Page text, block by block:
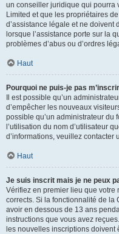
un conseiller juridique qui pourra
Limited et que les propriétaires
d’assistance légale et ne doivent
lorsque l’assistance porte sur la
problèmes d’abus ou d’ordres
Haut
Pourquoi ne puis-je pas
Il est possible qu’un
d’empêcher les nouveaux
possible qu’un administrateur du
l’utilisation du nom d’utilisateur
d’informations, veuillez contacter
Haut
Je suis inscrit mais je ne peux
Vérifiez en premier lieu que votre
corrects. Si la fonctionnalité de la
avoir en dessous de 13 ans
instructions que vous avez
les nouvelles inscriptions doivent